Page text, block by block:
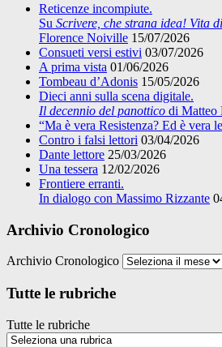
Reticenze incompiute.
Su Scrivere, che strana idea! Vita
Florence Noiville 15/07/2026
Consueti versi estivi 03/07/2026
A prima vista 01/06/2026
Tombeau d’Adonis 15/05/2026
Dieci anni sulla scena digitale.
Il decennio del panottico di Matteo
“Ma è vera Resistenza? Ed è vera
Contro i falsi lettori 03/04/2026
Dante lettore 25/03/2026
Una tessera 12/02/2026
Frontiere erranti.
In dialogo con Massimo Rizzante
Archivio Cronologico
Archivio Cronologico
Tutte le rubriche
Tutte le rubriche